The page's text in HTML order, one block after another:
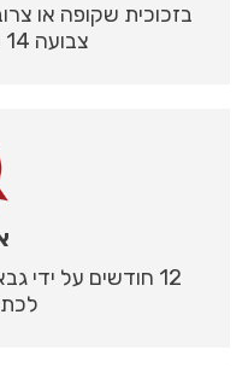
צבועה 14 עד 30 ימי עסקים
12 חודשים על ידי